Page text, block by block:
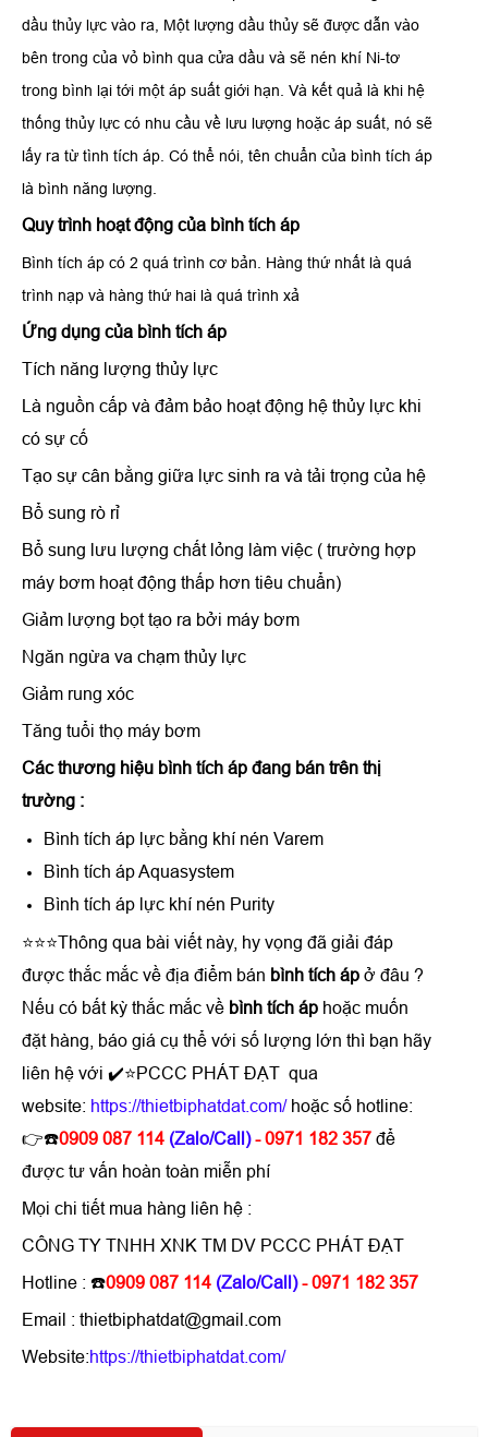
dầu thủy lực vào ra, Một lượng dầu thủy sẽ được dẫn vào
bên trong của vỏ bình qua cửa dầu và sẽ nén khí Ni-tơ
trong bình lại tới một áp suất giới hạn. Và kết quả là khi hệ
thống thủy lực có nhu cầu về lưu lượng hoặc áp suất, nó sẽ
lấy ra từ tình tích áp. Có thể nói, tên chuẩn của bình tích áp
là bình năng lượng.
Quy trình hoạt động của bình tích áp
Bình tích áp có 2 quá trình cơ bản. Hàng thứ nhất là quá
trình nạp và hàng thứ hai là quá trình xả
Ứng dụng của bình tích áp
Tích năng lượng thủy lực
Là nguồn cấp và đảm bảo hoạt động hệ thủy lực khi
có sự cố
Tạo sự cân bằng giữa lực sinh ra và tải trọng của hệ
Bổ sung rò rỉ
Bổ sung lưu lượng chất lỏng làm việc ( trường hợp
máy bơm hoạt động thấp hơn tiêu chuẩn)
Giảm lượng bọt tạo ra bởi máy bơm
Ngăn ngừa va chạm thủy lực
Giảm rung xóc
Tăng tuổi thọ máy bơm
Các thương hiệu bình tích áp đang bán trên thị
trường :
Bình tích áp lực bằng khí nén Varem
Bình tích áp Aquasystem
Bình tích áp lực khí nén Purity
⭐⭐⭐Thông qua bài viết này, hy vọng đã giải đáp
được thắc mắc về địa điểm bán bình tích áp ở đâu ?
Nếu có bất kỳ thắc mắc về bình tích áp hoặc muốn
đặt hàng, báo giá cụ thể với số lượng lớn thì bạn hãy
liên hệ với ✔️⭐PCCC PHÁT ĐẠT qua
website: https://thietbiphatdat.com/hoặc số hotline:
👉☎️0909 087 114 (Zalo/Call) - 0971 182 357 để
được tư vấn hoàn toàn miễn phí
Mọi chi tiết mua hàng liên hệ :
CÔNG TY TNHH XNK TM DV PCCC PHÁT ĐẠT
Hotline : ☎️0909 087 114 (Zalo/Call) - 0971 182 357
Email : thietbiphatdat@gmail.com
Website:https://thietbiphatdat.com/